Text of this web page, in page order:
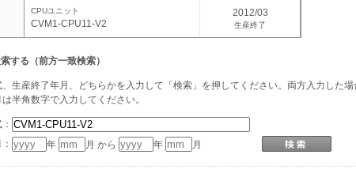
CPUユニット
CVM1-CPU11-V2
2012/03
生産終了
する（前方一致検索）
生産終了年月、どちらかを入力して「検索」を押してください。両方入力した場
半角数字で入力してください。
年 月 から 年 月